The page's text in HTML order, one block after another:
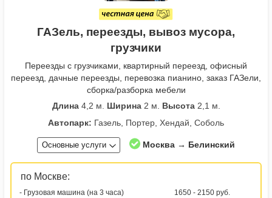
ГАЗель, переезды, вывоз мусора,
грузчики
Переезды с грузчиками, квартирный переезд, офисный
переезд, дачные переезды, перевозка пианино, заказ ГАЗели,
сборка/разборка мебели
Длина4,2 м. Ширина2 м. Высота2,1 м.
Автопарк: Газель, Портер, Хендай, Соболь
Основные услуги Москва → Белинский
по Москве:
- Грузовая машина (на 3 часа)
1650 - 2150 руб.